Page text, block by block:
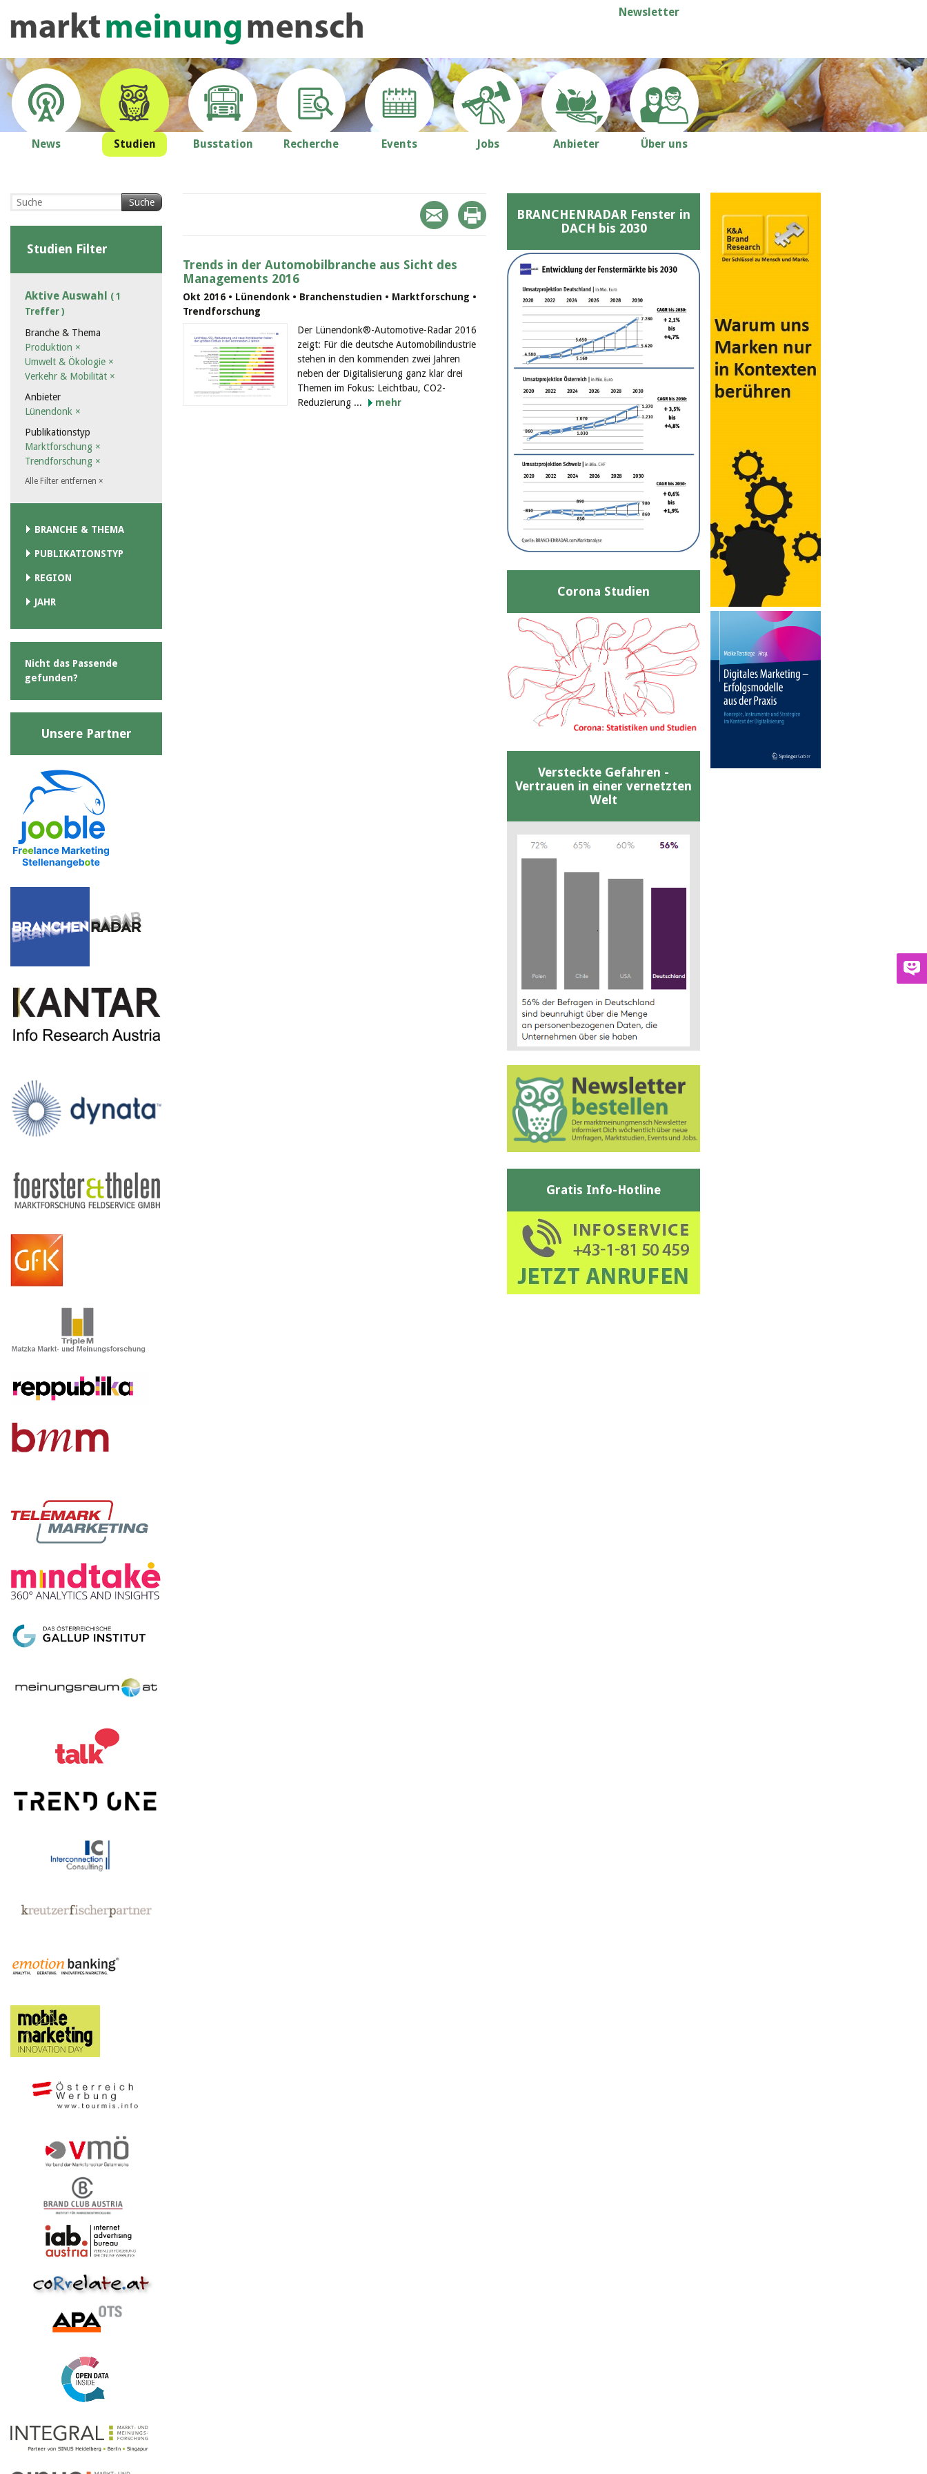
Newsletter
News Studien Busstation Recherche Events Jobs Anbieter Über uns
Trends in der Automobilbranche aus Sicht des
Managements 2016
Okt 2016 • Lünendonk • Branchenstudien • Marktforschung •
Trendforschung
Der Lünendonk®-Automotive-Radar 2016
zeigt: Für die deutsche Automobilindustrie
stehen in den kommenden zwei Jahren
neben der Digitalisierung ganz klar drei
Themen im Fokus: Leichtbau, CO2-
Reduzierung ...
mehr
Suche
Studien Filter
Aktive Auswahl ( 1
Treffer )
Branche & Thema
Produktion ×
Umwelt & Ökologie ×
Verkehr & Mobilität ×
Anbieter
Lünendonk ×
Publikationstyp
Marktforschung ×
Trendforschung ×
Alle Filter entfernen ×
BRANCHE & THEMA
PUBLIKATIONSTYP
REGION
JAHR
Nicht das Passende
gefunden?
Unsere Partner
BRANCHENRADAR Fenster in
DACH bis 2030
Corona Studien
Versteckte Gefahren -
Vertrauen in einer vernetzten
Welt
Gratis Info-Hotline